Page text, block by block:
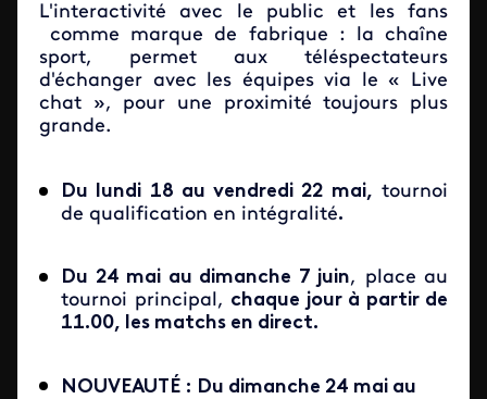
L'interactivité avec le public et les fans
comme marque de fabrique : la chaîne
sport, permet aux téléspectateurs
d'échanger avec les équipes via le « Live
chat », pour une proximité toujours plus
grande.
Du lundi 18 au vendredi 22 mai, tournoi
de qualification en intégralité.
Du 24 mai au dimanche 7 juin, place au
tournoi principal, chaque jour à partir de
11.00, les matchs en direct.
NOUVEAUTÉ : Du dimanche 24 mai au